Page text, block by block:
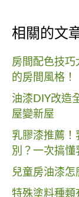
相關的文
房間配色技巧
的房間風格！
油漆DIY改造
屋變新屋
乳膠漆推薦！
別？一次搞懂
兒童房油漆
特殊塗料種類